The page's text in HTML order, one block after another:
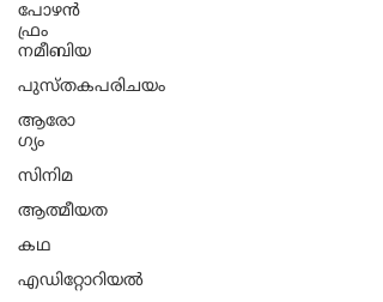
പോഴൻ
ഫ്രം
നമീബിയ
പുസ്തകപരിചയം
ആരോ​
ഗ്യം
സിനിമ
ആത്മീയത
കഥ
എഡിറ്റോറിയൽ